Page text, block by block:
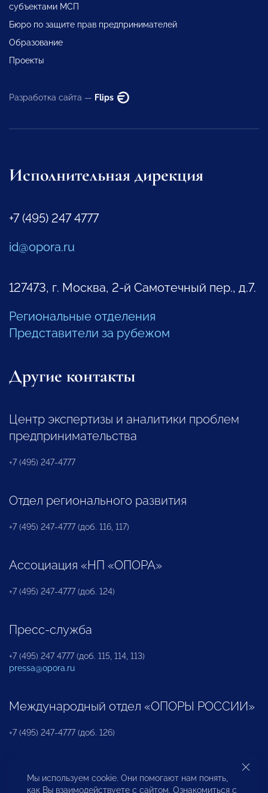
субъектами МСП
Бюро по защите прав предпринимателей
Образование
Проекты
Разработка сайта — Flips
Исполнительная дирекция
+7 (495) 247 4777
id@opora.ru
127473, г. Москва, 2-й Самотечный пер., д.7.
Региональные отделения
Представители за рубежом
Другие контакты
Центр экспертизы и аналитики проблем
предпринимательства
+7 (495) 247-4777
Отдел регионального развития
+7 (495) 247-4777 (доб. 116, 117)
Ассоциация «НП «ОПОРА»
+7 (495) 247-4777 (доб. 124)
Пресс-служба
+7 (495) 247 4777 (доб. 115, 114, 113)
pressa@opora.ru
Международный отдел «ОПОРЫ РОССИИ»
+7 (495) 247-4777 (доб. 126)
Бюро по защите прав предпринимателей и
инвесторов
Мы используем cookie. Они помогают нам понять,
как Вы взаимодействуете с сайтом. Ознакомиться с